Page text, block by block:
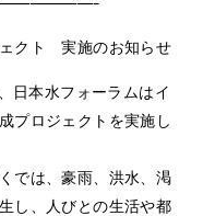
クト 実施のお知らせ
日本水フォーラムはイ
プロジェクトを実施し
では、豪雨、洪水、渇
し、人びとの生活や都